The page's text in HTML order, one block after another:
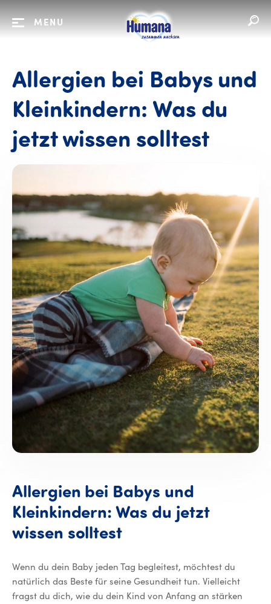
MENU
Allergien bei Babys und
Kleinkindern: Was du
jetzt wissen solltest
Allergien bei Babys und
Kleinkindern: Was du jetzt
wissen solltest
Wenn du dein Baby jeden Tag begleitest, möchtest du
natürlich das Beste für seine Gesundheit tun. Vielleicht
fragst du dich, wie du dein Kind von Anfang an stärken